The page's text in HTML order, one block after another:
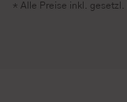
* Alle Preise inkl. gesetzl.